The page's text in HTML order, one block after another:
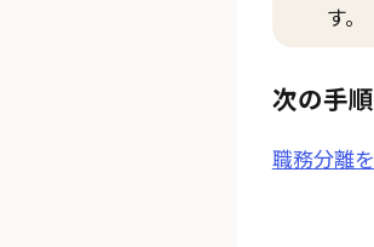
す。
次の手順
職務分離